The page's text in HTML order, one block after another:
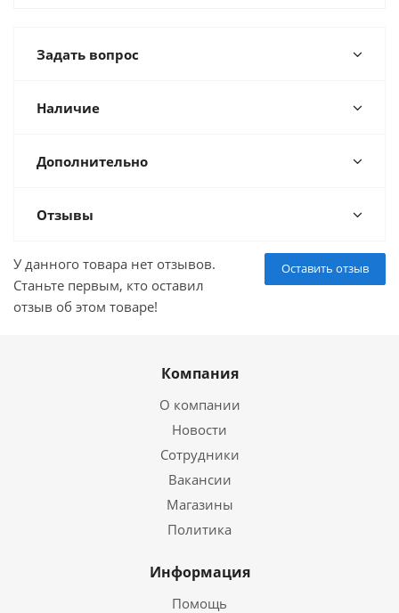
Задать вопрос
Наличие
Дополнительно
Отзывы
Оставить отзыв
У данного товара нет отзывов.
Станьте первым, кто оставил
отзыв об этом товаре!
Компания
О компании
Новости
Сотрудники
Вакансии
Магазины
Политика
Информация
Помощь